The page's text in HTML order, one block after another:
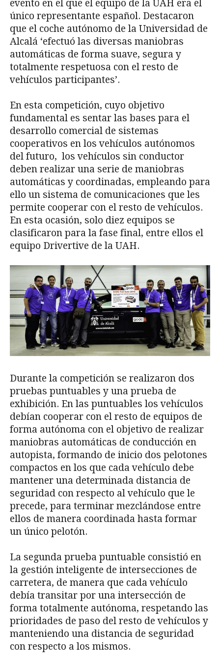
evento en el que el equipo de la UAH era el
único representante español. Destacaron
que el coche autónomo de la Universidad de
Alcalá ‘efectuó las diversas maniobras
automáticas de forma suave, segura y
totalmente respetuosa con el resto de
vehículos participantes’.
En esta competición, cuyo objetivo
fundamental es sentar las bases para el
desarrollo comercial de sistemas
cooperativos en los vehículos autónomos
del futuro, los vehículos sin conductor
deben realizar una serie de maniobras
automáticas y coordinadas, empleando para
ello un sistema de comunicaciones que les
permite cooperar con el resto de vehículos.
En esta ocasión, solo diez equipos se
clasificaron para la fase final, entre ellos el
equipo Drivertive de la UAH.
Durante la competición se realizaron dos
pruebas puntuables y una prueba de
exhibición. En las puntuables los vehículos
debían cooperar con el resto de equipos de
forma autónoma con el objetivo de realizar
maniobras automáticas de conducción en
autopista, formando de inicio dos pelotones
compactos en los que cada vehículo debe
mantener una determinada distancia de
seguridad con respecto al vehículo que le
precede, para terminar mezclándose entre
ellos de manera coordinada hasta formar
un único pelotón.
La segunda prueba puntuable consistió en
la gestión inteligente de intersecciones de
carretera, de manera que cada vehículo
debía transitar por una intersección de
forma totalmente autónoma, respetando las
prioridades de paso del resto de vehículos y
manteniendo una distancia de seguridad
con respecto a los mismos.